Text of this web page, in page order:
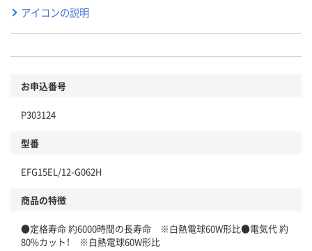
アイコンの説明
お申込番号
P303124
型番
EFG15EL/12-G062H
商品の特徴
●定格寿命 約6000時間の長寿命 ※白熱電球60W形比●電気代 約
80%カット！ ※白熱電球60W形比